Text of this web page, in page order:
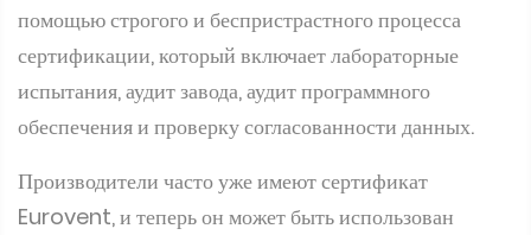
помощью строгого и беспристрастного процесса
сертификации, который включает лабораторные
испытания, аудит завода, аудит программного
обеспечения и проверку согласованности данных.
Производители часто уже имеют сертификат
Eurovent, и теперь он может быть использован